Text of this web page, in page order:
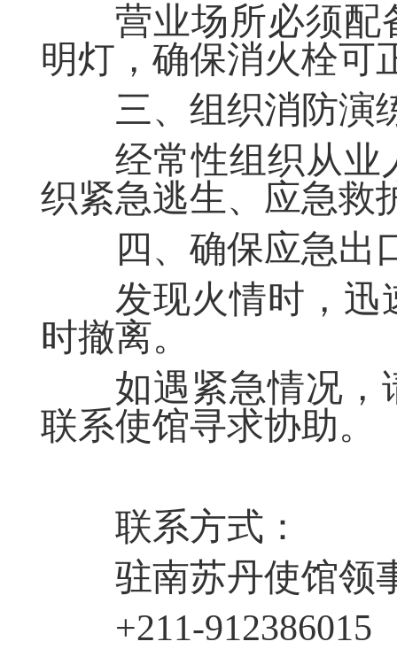
营业场所必须配
明灯 ，确保消火栓可
三、组织消防演
经常性组织从业
织紧急逃生、应急救
四、确保应急出
发现火情时， 迅
时撤离。
如遇紧急情况
联系使馆寻求协助。
联系方式 ：
驻南苏丹使馆领
+211-912386015